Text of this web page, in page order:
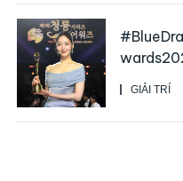
GIẢI TRÍ
Go Eun
nhân đôi